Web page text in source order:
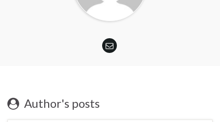
Author's posts